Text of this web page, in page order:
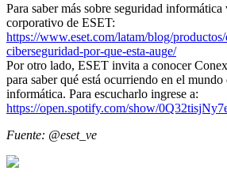
Para saber más sobre seguridad
corporativo de ESET:
https://www.eset.com/latam/blog/
ciberseguridad-por-que-esta-auge/
Por otro lado, ESET invita a conocer
para saber qué está ocurriendo en el mundo
informática. Para escucharlo ingrese a:
https://open.spotify.com/show/
Fuente: @eset_ve